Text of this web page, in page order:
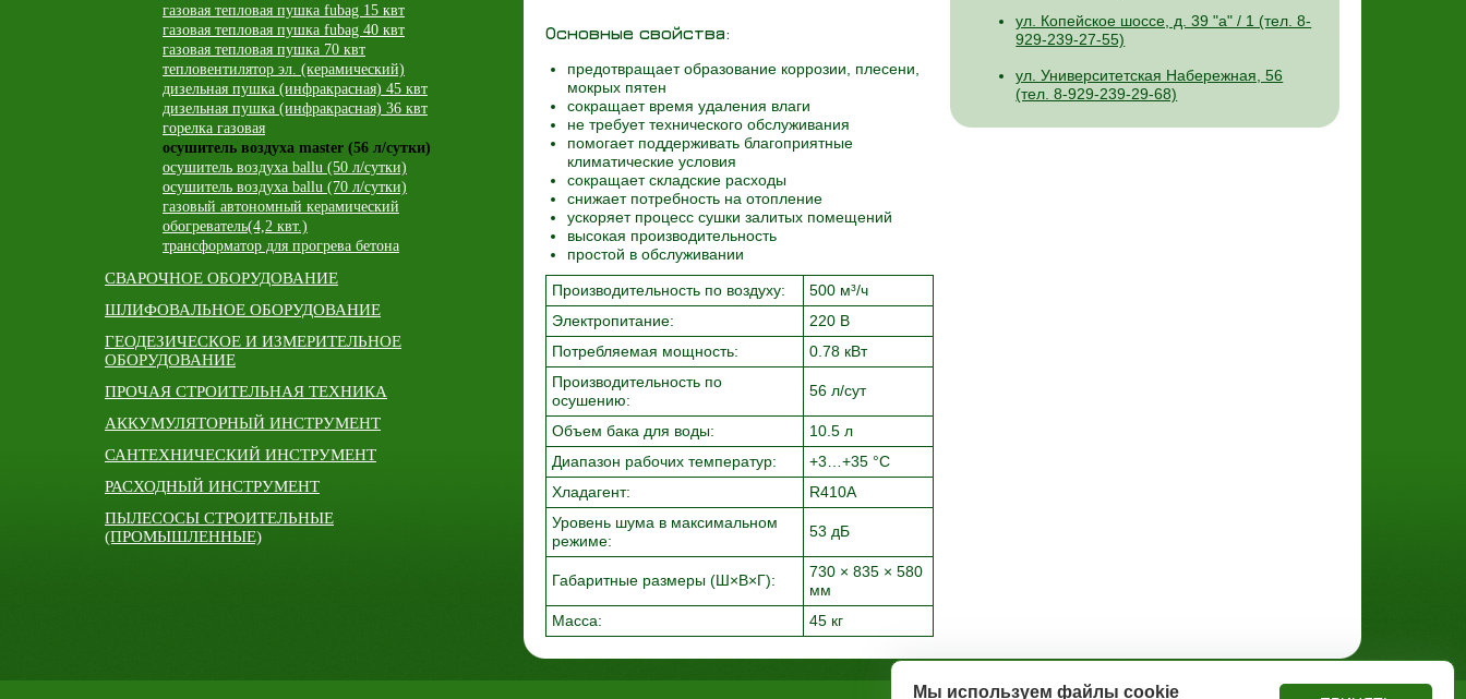
газовая тепловая пушка fubag 15 квт
газовая тепловая пушка fubag 40 квт
газовая тепловая пушка 70 квт
тепловентилятор эл. (керамический)
дизельная пушка (инфракрасная) 45 квт
дизельная пушка (инфракрасная) 36 квт
горелка газовая
осушитель воздуха master (56 л/сутки)
осушитель воздуха ballu (50 л/сутки)
осушитель воздуха ballu (70 л/сутки)
газовый автономный керамический
обогреватель(4,2 квт.)
трансформатор для прогрева бетона
СВАРОЧНОЕ ОБОРУДОВАНИЕ
ШЛИФОВАЛЬНОЕ ОБОРУДОВАНИЕ
ГЕОДЕЗИЧЕСКОЕ И ИЗМЕРИТЕЛЬНОЕ
ОБОРУДОВАНИЕ
ПРОЧАЯ СТРОИТЕЛЬНАЯ ТЕХНИКА
АККУМУЛЯТОРНЫЙ ИНСТРУМЕНТ
САНТЕХНИЧЕСКИЙ ИНСТРУМЕНТ
РАСХОДНЫЙ ИНСТРУМЕНТ
ПЫЛЕСОСЫ СТРОИТЕЛЬНЫЕ
(ПРОМЫШЛЕННЫЕ)
Основные свойства:
предотвращает образование коррозии, плесени,
мокрых пятен
сокращает время удаления влаги
не требует технического обслуживания
помогает поддерживать благоприятные
климатические условия
сокращает складские расходы
снижает потребность на отопление
ускоряет процесс сушки залитых помещений
высокая производительность
простой в обслуживании
Производительность по воздуху:
500 м³/ч
Электропитание:
220 В
Потребляемая мощность:
0.78 кВт
Производительность по
осушению:
56 л/сут
Объем бака для воды:
10.5 л
Диапазон рабочих температур:
+3…+35 °С
Хладагент:
R410A
Уровень шума в максимальном
режиме:
53 дБ
Габаритные размеры (Ш×В×Г):
730 × 835 × 580
мм
Масса:
45 кг
ул. Копейское шоссе, д. 39 "а" / 1 (тел. 8-
929-239-27-55)
ул. Университетская Набережная, 56
(тел. 8-929-239-29-68)
Мы используем файлы cookie